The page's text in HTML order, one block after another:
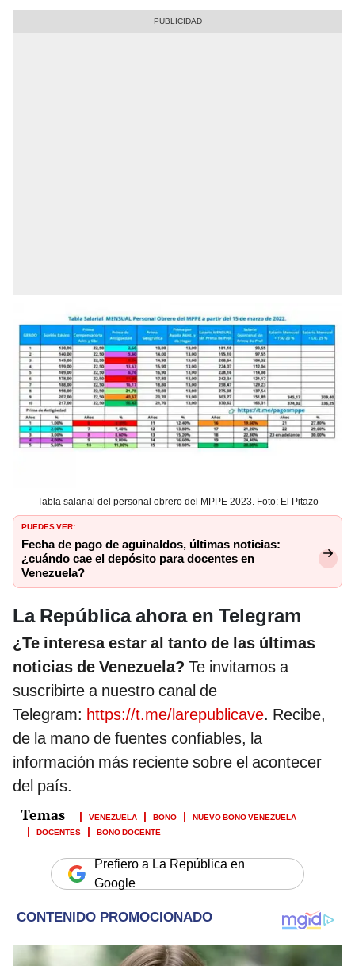
Tabla salarial del personal obrero del MPPE 2023. Foto: El Pitazo
PUEDES VER:
Fecha de pago de aguinaldos, últimas noticias:
¿cuándo cae el depósito para docentes en
Venezuela?
La República ahora en Telegram
¿Te interesa estar al tanto de las últimas
noticias de Venezuela? Te invitamos a
suscribirte a nuestro canal de
Telegram: https://t.me/larepublicave. Recibe,
de la mano de fuentes confiables, la
información más reciente sobre el acontecer
del país.
VENEZUELA BONO
NUEVO BONO VENEZUELA
DOCENTES
BONO DOCENTE
Prefiero a La República en
Google